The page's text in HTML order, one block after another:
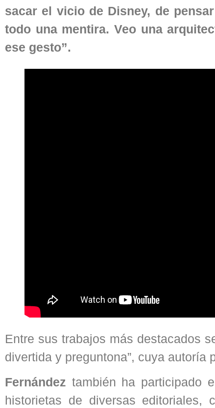
sacar el vicio de Disney, de
todo una mentira. Veo una
ese gesto”.
Entre sus trabajos más destacados
divertida y preguntona”, cuya autoría
Fernández también ha participado
historietas de diversas editoriales,